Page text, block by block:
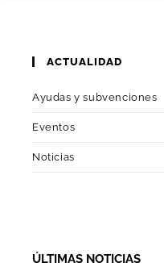
ACTUALIDAD
Ayudas y subvenciones
Eventos
Noticias
ÚLTIMAS NOTICIAS